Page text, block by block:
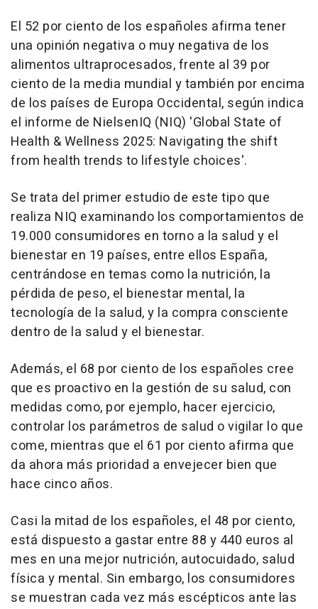
El 52 por ciento de los españoles afirma tener
una opinión negativa o muy negativa de los
alimentos ultraprocesados, frente al 39 por
ciento de la media mundial y también por encima
de los países de Europa Occidental, según indica
el informe de NielsenIQ (NIQ) 'Global State of
Health & Wellness 2025: Navigating the shift
from health trends to lifestyle choices'.
Se trata del primer estudio de este tipo que
realiza NIQ examinando los comportamientos de
19.000 consumidores en torno a la salud y el
bienestar en 19 países, entre ellos España,
centrándose en temas como la nutrición, la
pérdida de peso, el bienestar mental, la
tecnología de la salud, y la compra consciente
dentro de la salud y el bienestar.
Además, el 68 por ciento de los españoles cree
que es proactivo en la gestión de su salud, con
medidas como, por ejemplo, hacer ejercicio,
controlar los parámetros de salud o vigilar lo que
come, mientras que el 61 por ciento afirma que
da ahora más prioridad a envejecer bien que
hace cinco años.
Casi la mitad de los españoles, el 48 por ciento,
está dispuesto a gastar entre 88 y 440 euros al
mes en una mejor nutrición, autocuidado, salud
física y mental. Sin embargo, los consumidores
se muestran cada vez más escépticos ante las